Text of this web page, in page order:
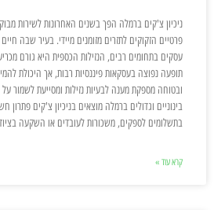
ניכיון צ'קים ברמלה הפך בשנים האחרונות לשירות
פרטיים הזקוקים לתזרים מזומנים מיידי. בעיר שבה חיים
עסקים בתחומים רבים, הנזילות הכספית היא גורם
תופעה נפוצה בעסקאות פיננסיות רבות, אך היכולת
ובטוחה מספקת מענה לבעיות נזילות ומסייעת לשמור
בינוניים וגדולים ברמלה מוצאים בניכיון צ'קים פתרון
בתשלומים לספקים, משכורות לעובדים או השקעה
קרא עוד »